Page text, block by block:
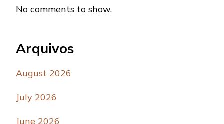
No comments to show.
Arquivos
August 2026
July 2026
June 2026